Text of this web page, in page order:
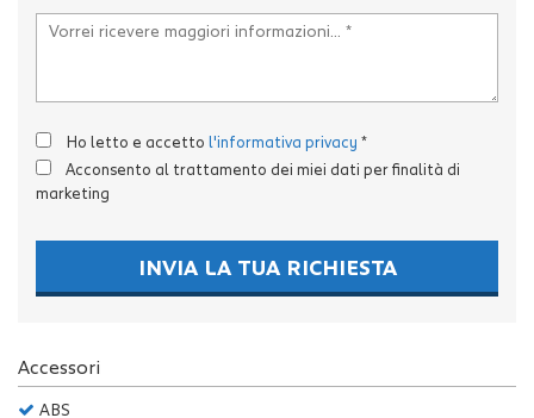
Ho letto e accetto l'informativa privacy *
Acconsento al trattamento dei miei dati per finalità di
marketing
INVIA LA TUA RICHIESTA
Accessori
ABS
Cookie delle preferenze
Cookie analitici
Cookie di marketing
la